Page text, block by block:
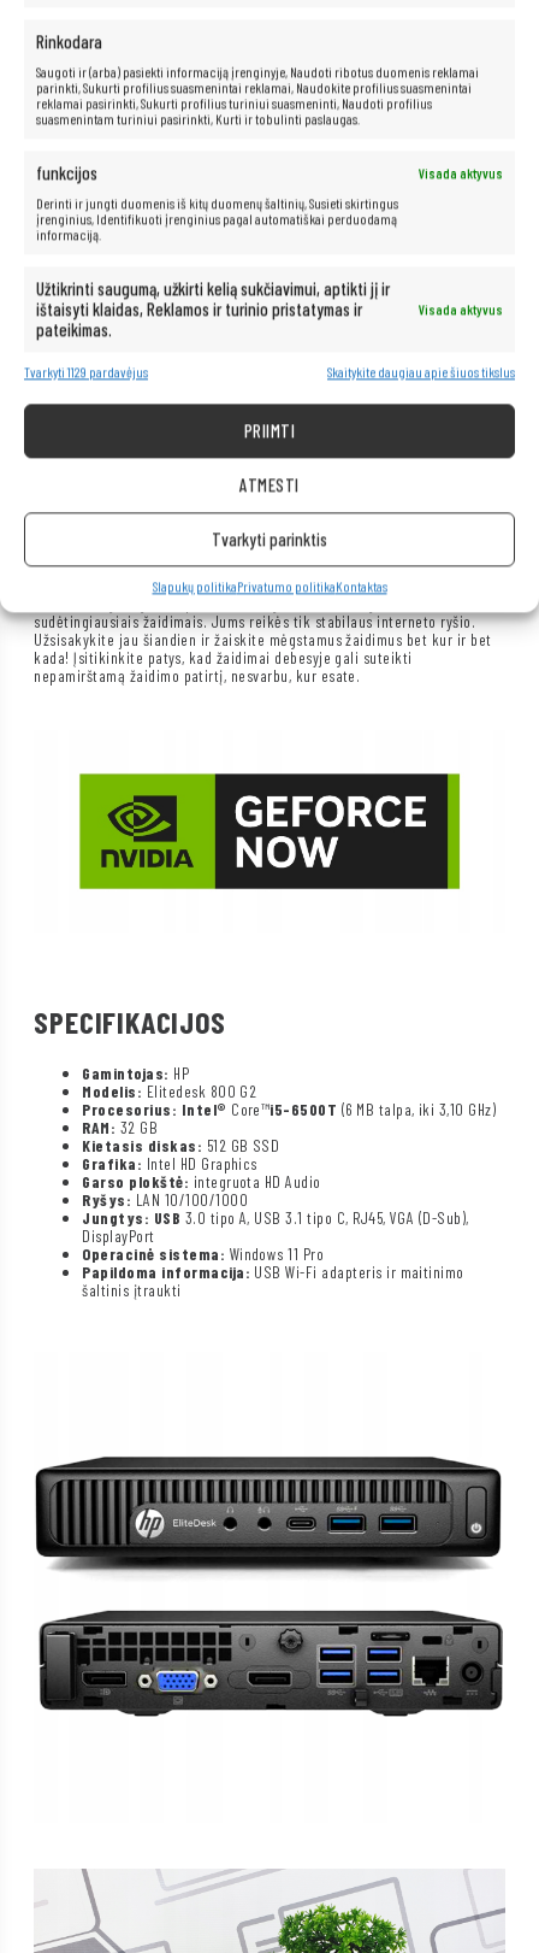
Rinkodara
Saugoti ir (arba) pasiekti informaciją įrenginyje, Naudoti ribotus duomenis reklamai
parinkti, Sukurti profilius suasmenintai reklamai, Naudokite profilius suasmenintai
reklamai pasirinkti, Sukurti profilius turiniui suasmeninti, Naudoti profilius
suasmenintam turiniui pasirinkti, Kurti ir tobulinti paslaugas.
funkcijos
Visada aktyvus
Derinti ir jungti duomenis iš kitų duomenų šaltinių, Susieti skirtingus
įrenginius, Identifikuoti įrenginius pagal automatiškai perduodamą
informaciją.
Užtikrinti saugumą, užkirti kelią sukčiavimui, aptikti jį ir
ištaisyti klaidas, Reklamos ir turinio pristatymas ir
pateikimas.
Visada aktyvus
Tvarkyti 1129 pardavėjus Skaitykite daugiau apie šiuos tikslus
PRIIMTI
ATMESTI
Tvarkyti parinktis
Slapukų politikaPrivatumo politikaKontaktas
platformų kaip „Netflix“, „HBO“, „Amazon“, „YouTube“, „Spotify“ ir
„Facebook“.
Nenorite investuoti į brangią įrangą, bet norite žaisti naujausius
žaidimus? Turime jums sprendimą! Su„GeForce Now“ programa
sudėtingiausiais žaidimais. Jums reikės tik stabilaus interneto ryšio.
Užsisakykite jau šiandien ir žaiskite mėgstamus žaidimus bet kur ir bet
kada! Įsitikinkite patys, kad žaidimai debesyje gali suteikti
nepamirštamą žaidimo patirtį, nesvarbu, kur esate.
SPECIFIKACIJOS
Gamintojas: HP
Modelis: Elitedesk 800 G2
Procesorius: Intel® Core™i5-6500T (6 MB talpa, iki 3,10 GHz)
RAM: 32 GB
Kietasis diskas: 512 GB SSD
Grafika: Intel HD Graphics
Garso plokštė: integruota HD Audio
Ryšys: LAN 10/100/1000
Jungtys: USB 3.0 tipo A, USB 3.1 tipo C, RJ45, VGA (D-Sub),
DisplayPort
Operacinė sistema: Windows 11 Pro
Papildoma informacija: USB Wi-Fi adapteris ir maitinimo
šaltinis įtraukti